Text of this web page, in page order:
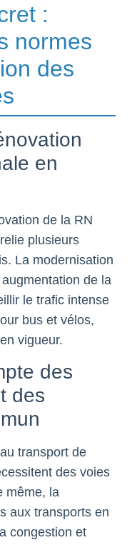
:
normes
des
en
de la RN
plusieurs
La modernisation
de la
le trafic intense
bus et vélos,
vigueur.
des
des
transport de
des voies
même, la
aux transports en
congestion et